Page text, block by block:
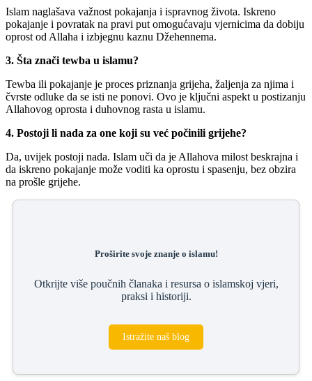
Islam naglašava važnost pokajanja i ispravnog života. Iskreno
pokajanje i povratak na pravi put omogućavaju vjernicima da dobiju
oprost od Allaha i izbjegnu kaznu Džehennema.
3. Šta znači tewba u islamu?
Tewba ili pokajanje je proces priznanja grijeha, žaljenja za njima i
čvrste odluke da se isti ne ponovi. Ovo je ključni aspekt u postizanju
Allahovog oprosta i duhovnog rasta u islamu.
4. Postoji li nada za one koji su već počinili grijehe?
Da, uvijek postoji nada. Islam uči da je Allahova milost beskrajna i
da iskreno pokajanje može voditi ka oprostu i spasenju, bez obzira
na prošle grijehe.
Proširite svoje znanje o islamu!
Otkrijte više poučnih članaka i resursa o islamskoj vjeri,
praksi i historiji.
Istražite naš blog